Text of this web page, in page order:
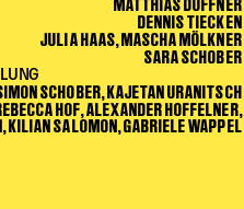
DENNIS TIECKEN
JULIA HAAS, MASCHA MÖLKNER
SARA SCHOBER
SCHOBER, KAJETAN URANITSCH
HOF, ALEXANDER HOFFELNER,
KILIAN SALOMON, GABRIELE WAPPEL